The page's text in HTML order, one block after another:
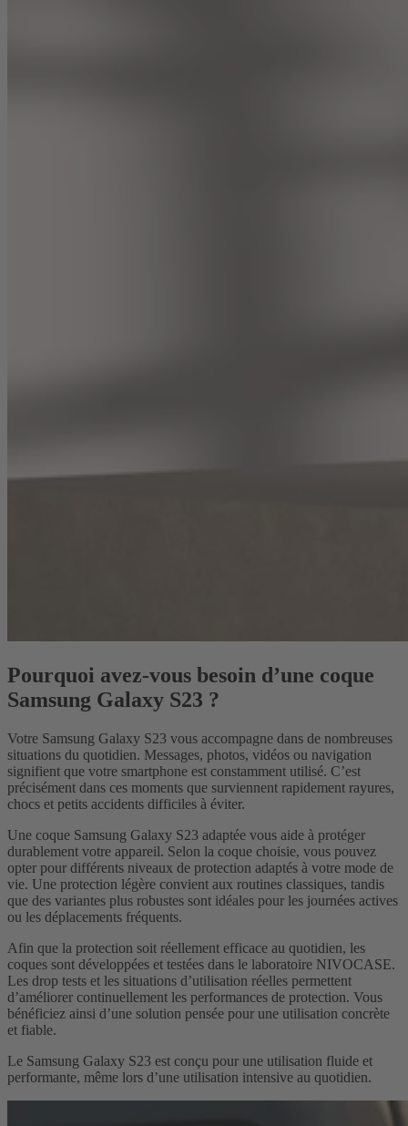
Pourquoi avez-vous besoin d’une coque
Samsung Galaxy S23 ?
Votre Samsung Galaxy S23 vous accompagne dans de nombreuses
situations du quotidien. Messages, photos, vidéos ou navigation
signifient que votre smartphone est constamment utilisé. C’est
précisément dans ces moments que surviennent rapidement rayures,
chocs et petits accidents difficiles à éviter.
Une coque Samsung Galaxy S23 adaptée vous aide à protéger
durablement votre appareil. Selon la coque choisie, vous pouvez
opter pour différents niveaux de protection adaptés à votre mode de
vie. Une protection légère convient aux routines classiques, tandis
que des variantes plus robustes sont idéales pour les journées actives
ou les déplacements fréquents.
Afin que la protection soit réellement efficace au quotidien, les
coques sont développées et testées dans le laboratoire NIVOCASE.
Les drop tests et les situations d’utilisation réelles permettent
d’améliorer continuellement les performances de protection. Vous
bénéficiez ainsi d’une solution pensée pour une utilisation concrète
et fiable.
Le Samsung Galaxy S23 est conçu pour une utilisation fluide et
performante, même lors d’une utilisation intensive au quotidien.